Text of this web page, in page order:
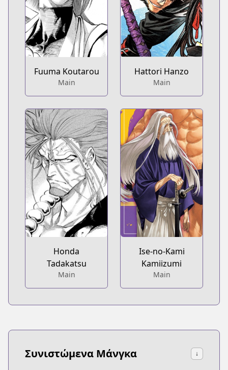
Fuuma Koutarou
Main
Hattori Hanzo
Main
Honda
Tadakatsu
Main
Ise-no-Kami
Kamiizumi
Main
Συνιστώμενα Μάνγκα ↓